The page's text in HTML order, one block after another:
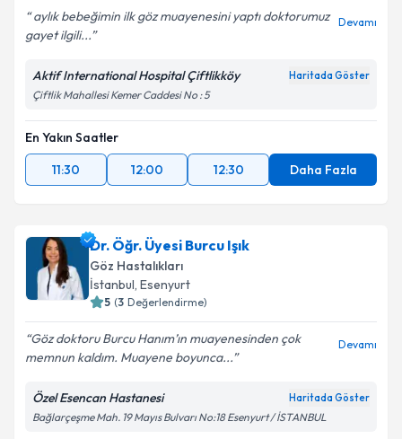
aylık bebeğimin ilk göz muayenesini yaptı doktorumuz
gayet ilgili...
Devamı
Aktif International Hospital Çiftlikköy Haritada Göster
Çiftlik Mahallesi Kemer Caddesi No : 5
En Yakın Saatler
11:30
12:00 12:30 Daha Fazla
Dr. Öğr. Üyesi Burcu Işık
Göz Hastalıkları
İstanbul, Esenyurt
5 (3 Değerlendirme)
Göz doktoru Burcu Hanım’ın muayenesinden çok
memnun kaldım. Muayene boyunca...
Devamı
Özel Esencan Hastanesi Haritada Göster
Bağlarçeşme Mah. 19 Mayıs Bulvarı No:18 Esenyurt / İSTANBUL